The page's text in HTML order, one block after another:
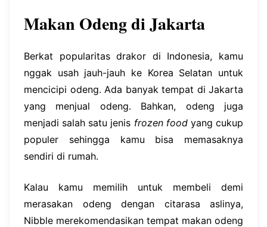
Makan Odeng di Jakarta
Berkat popularitas drakor di Indonesia, kamu
nggak usah jauh-jauh ke Korea Selatan untuk
mencicipi odeng. Ada banyak tempat di Jakarta
yang menjual odeng. Bahkan, odeng juga
menjadi salah satu jenis frozen food yang cukup
populer sehingga kamu bisa memasaknya
sendiri di rumah.
Kalau kamu memilih untuk membeli demi
merasakan odeng dengan citarasa aslinya,
Nibble merekomendasikan tempat makan odeng